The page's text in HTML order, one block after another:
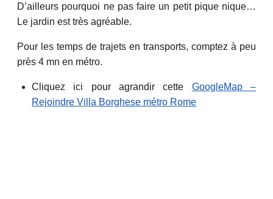
D’ailleurs pourquoi ne pas faire un petit pique nique…
Le jardin est très agréable.
Pour les temps de trajets en transports, comptez à peu
près 4 mn en métro.
Cliquez ici pour agrandir cette GoogleMap –
Rejoindre Villa Borghese métro Rome